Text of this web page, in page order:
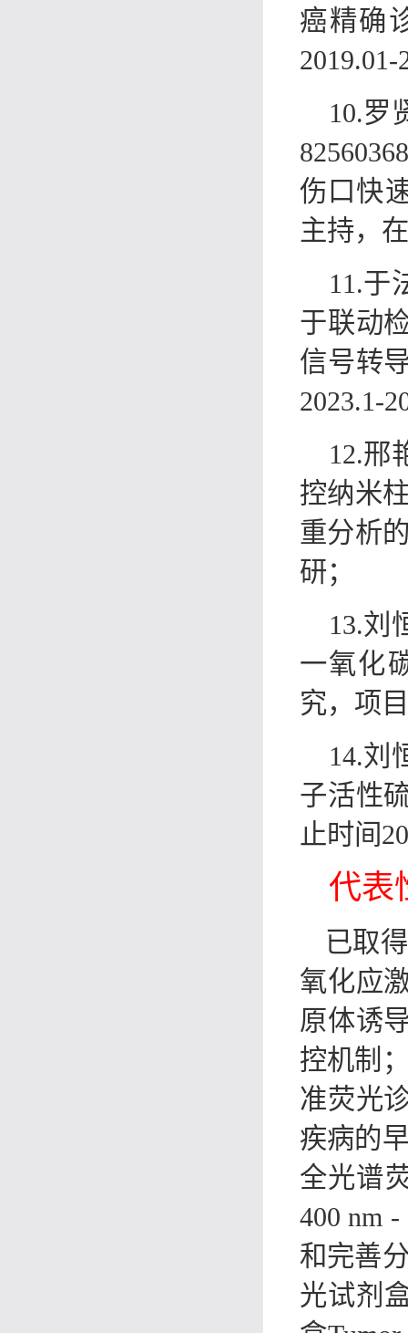
癌精确
10.罗
伤口快
主持，
11.于
于联动
信号转
2023.1-
12.邢
控纳米
重分析
研；
13.刘
一氧化
究，项
14.刘
子活性
止时间
代表
已取
氧化应
原体诱
控机制
准荧光
疾病的
全光谱
400 nm
和完善
光试剂